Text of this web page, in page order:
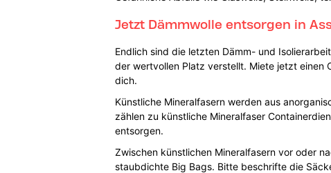
Jetzt Dämmwolle entsorgen in
Endlich sind die letzten Dämm- und
der wertvollen Platz verstellt. Miete jetzt einen
dich.
Künstliche Mineralfasern werden aus
zählen zu künstliche Mineralfaser
entsorgen.
Zwischen künstlichen Mineralfasern vor oder
staubdichte Big Bags. Bitte beschrifte die